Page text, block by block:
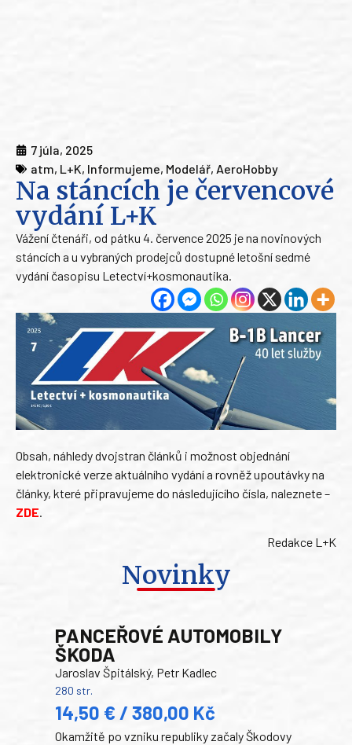
7 júla, 2025
atm, L+K, Informujeme, Modelář, AeroHobby
Na stáncích je červencové
vydání L+K
Vážení čtenáři, od pátku 4. července 2025 je na novinových
stáncích a u vybraných prodejců dostupné letošní sedmé
vydání časopisu Letectví+kosmonautika.
Obsah, náhledy dvojstran článků i možnost objednání
elektronické verze aktuálního vydání a rovněž upoutávky na
články, které připravujeme do následujícího čísla, naleznete –
ZDE
Redakce L+K
Novinky
PANCEŘOVÉ AUTOMOBILY
ŠKODA
Jaroslav Špitálský, Petr Kadlec
280 str.
14,50 € / 380,00 Kč
Okamžitě po vzniku republiky začaly Škodovy